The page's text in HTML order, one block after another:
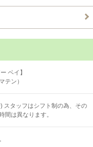
ベイ】
ン）
スタッフはシフト制の為、その
間は異なります。